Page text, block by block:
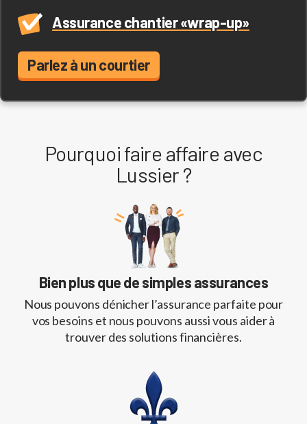
Assurance chantier «wrap-up»
Parlez à un courtier
Pourquoi faire affaire avec
Lussier ?
Bien plus que de simples assurances
Nous pouvons dénicher l’assurance parfaite pour
vos besoins et nous pouvons aussi vous aider à
trouver des solutions financières.